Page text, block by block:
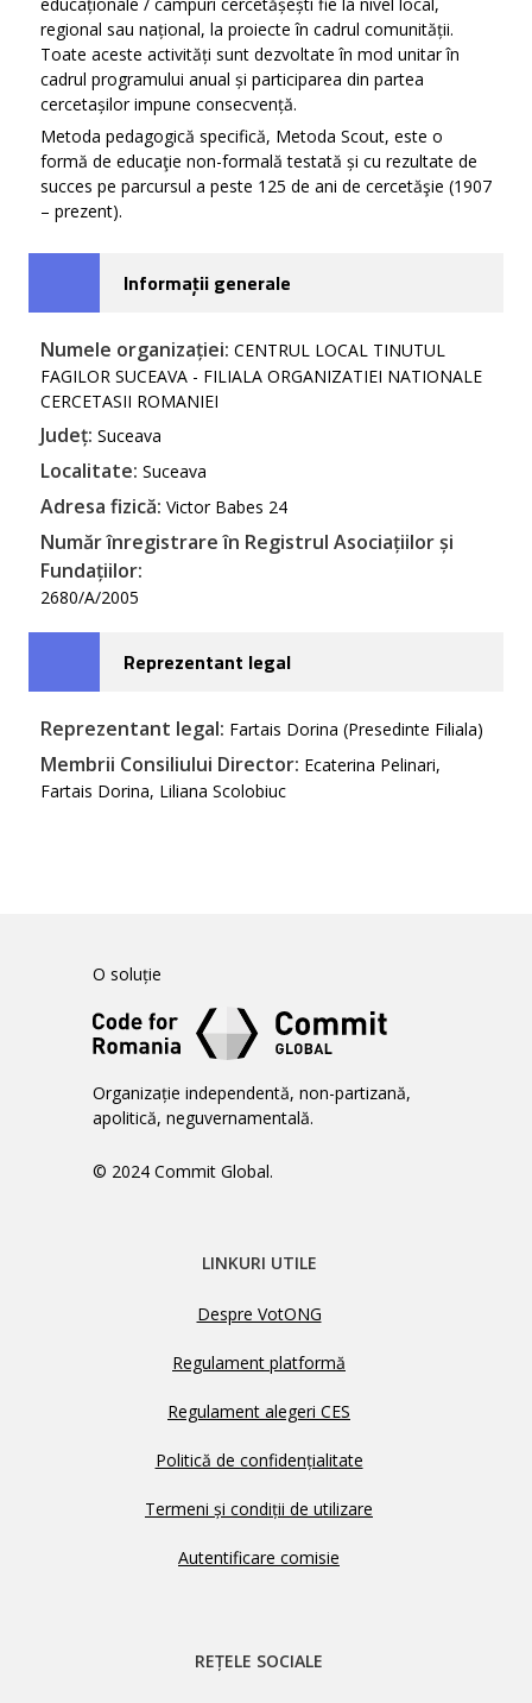
regional sau național, la proiecte în cadrul comunității.
Toate aceste activități sunt dezvoltate în mod unitar în
cadrul programului anual și participarea din partea
cercetașilor impune consecvență.
Metoda pedagogică specifică, Metoda Scout, este o
formă de educaţie non-formală testată și cu rezultate de
succes pe parcursul a peste 125 de ani de cercetăşie (1907
– prezent).
Informații generale
Numele organizației: CENTRUL LOCAL TINUTUL
FAGILOR SUCEAVA - FILIALA ORGANIZATIEI NATIONALE
CERCETASII ROMANIEI
Județ: Suceava
Localitate: Suceava
Adresa fizică: Victor Babes 24
Număr înregistrare în Registrul Asociațiilor și
Fundațiilor:
2680/A/2005
Reprezentant legal
Reprezentant legal: Fartais Dorina (Presedinte Filiala)
Membrii Consiliului Director: Ecaterina Pelinari,
Fartais Dorina, Liliana Scolobiuc
O soluție
Organizație independentă, non-partizană,
apolitică, neguvernamentală.
© 2024 Commit Global.
LINKURI UTILE
Despre VotONG
Regulament platformă
Regulament alegeri CES
Politică de confidențialitate
Termeni și condiții de utilizare
Autentificare comisie
REȚELE SOCIALE